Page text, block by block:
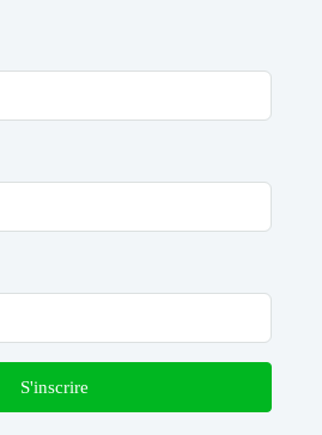
S'inscrire